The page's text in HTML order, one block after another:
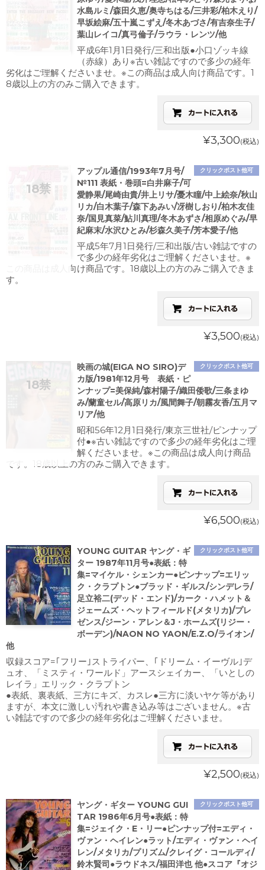
水島ルミ/森田久恵/奥寺ちはる/三井彩/柏木えり/
早坂絵麻/五十嵐こずえ/冬木あづさ/有吉奈生子/
葉山レイコ/真弓倫子/ラウラ・レンツ/他
平成6年1月1日発行/三和出版●小口ゾッキ線
（赤線）あり※古い雑誌ですので多少の経年
劣化はご理解くださいませ。※この商品は成人向け商品です。1
8歳以上の方のみご購入できます。
¥3,300(税込)
クリックポスト他可
アップル通信/1993年7月号/
№111 表紙・巻頭=白井麻子/可
愛静果/尾崎由貴/井上リサ/憂木瞳/中上絵奈/秋山
リカ/白木葉子/森下あみい/冴樹しおり/柏木友佳
奈/国見真菜/鮎川真理/冬木あずさ/相原めぐみ/早
紀麻末/水沢ひとみ/杉森久美子/芳本愛子/他
平成5年7月1日発行/三和出版/古い雑誌ですの
で多少の経年劣化はご理解くださいませ。※
この商品は成人向け商品です。18歳以上の方のみご購入できま
す。
¥3,500(税込)
クリックポスト他可
映画の城(EIGA NO SIRO)デ
カ版/1981年12月号 表紙・ピ
ンナップ=美保純/森村陽子/織田倭歌/三条まゆ
み/蘭童セル/高原リカ/風間舞子/朝霧友香/五月マ
リア/他
昭和56年12月1日発行/東京三世社/ピンナップ
付●※古い雑誌ですので多少の経年劣化はご理
解くださいませ。※この商品は成人向け商品
です。18歳以上の方のみご購入できます。
¥6,500(税込)
クリックポスト他可
YOUNG GUITAR ヤング・ギ
ター 1987年11月号●表紙：特
集=マイケル・シェンカー●ピンナップ=エリッ
ク・クラプトン●ブラッド・ギルス/シンデレラ/
足立裕二(デッド・エンド)/カーク・ハメット＆
ジェームズ・ヘットフィールド(メタリカ)/プレ
ゼンス/ジーン・アレン＆J・ホームズ(リジー・
ボーデン)/NAON NO YAON/E.Z.O/ライオン/
他
収録スコア=｢フリー｣ストライパー、｢ドリーム・イーヴル｣デ
ュオ、「ミスティ・ワールド」アースシェイカー、「いとしの
レイラ」エリック・クラプトン
●表紙、裏表紙、三方にキズ、カスレ●三方に淡いヤケ等があり
ますが、本文に激しい汚れや書き込み等はございません。※古
い雑誌ですので多少の経年劣化はご理解くださいませ。
¥2,500(税込)
クリックポスト他可
ヤング・ギター YOUNG GUI
TAR 1986年6月号●表紙：特
集=ジェイク・E・リー●ピンナップ付=エディ・
ヴァン・ヘイレン●ラット/エディ・ヴァン・ヘイ
レン/メタリカ/プリズム/クレイグ・コールディ/
鈴木賢司●ラウドネス/福田洋也 他●スコア『オジ